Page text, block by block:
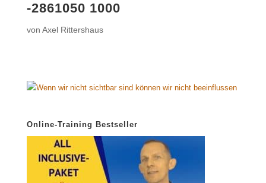
-2861050 1000
von Axel Rittershaus
Online-Training Bestseller